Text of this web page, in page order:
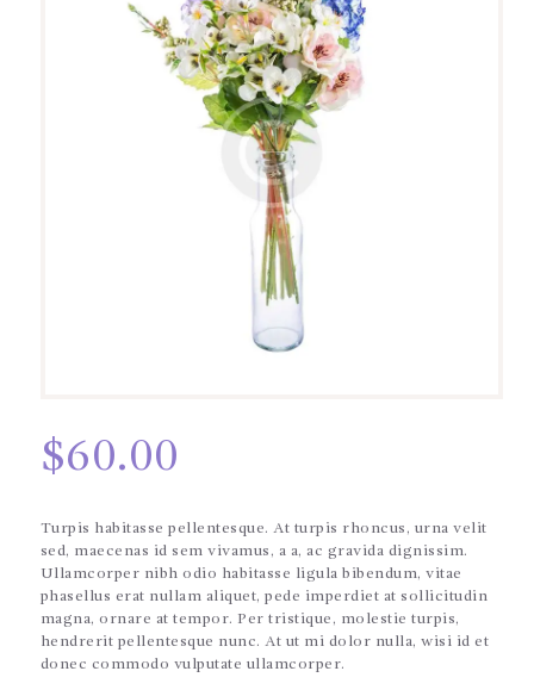
$60.00
Turpis habitasse pellentesque. At turpis rhoncus, urna velit
sed, maecenas id sem vivamus, a a, ac gravida dignissim.
Ullamcorper nibh odio habitasse ligula bibendum, vitae
phasellus erat nullam aliquet, pede imperdiet at sollicitudin
magna, ornare at tempor. Per tristique, molestie turpis,
hendrerit pellentesque nunc. At ut mi dolor nulla, wisi id et
donec commodo vulputate ullamcorper.